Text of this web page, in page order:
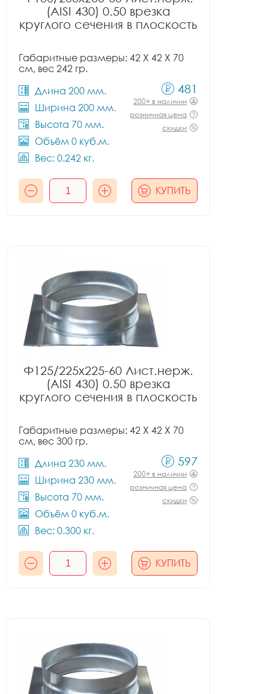
(AISI 430) 0.50 врезка
круглого сечения в плоскость
Габаритные размеры: 42 X 42 X 70
см, вес 242 гр.
Длина 200 мм.
Ширина 200 мм.
Высота 70 мм.
Объём 0 куб.м.
Вес: 0.242 кг.
481
200+ в наличии
розничная цена
скидки
КУПИТЬ
Ф125/225x225-60 Лист.нерж.
(AISI 430) 0.50 врезка
круглого сечения в плоскость
Габаритные размеры: 42 X 42 X 70
см, вес 300 гр.
Длина 230 мм.
Ширина 230 мм.
Высота 70 мм.
Объём 0 куб.м.
Вес: 0.300 кг.
597
200+ в наличии
розничная цена
скидки
КУПИТЬ